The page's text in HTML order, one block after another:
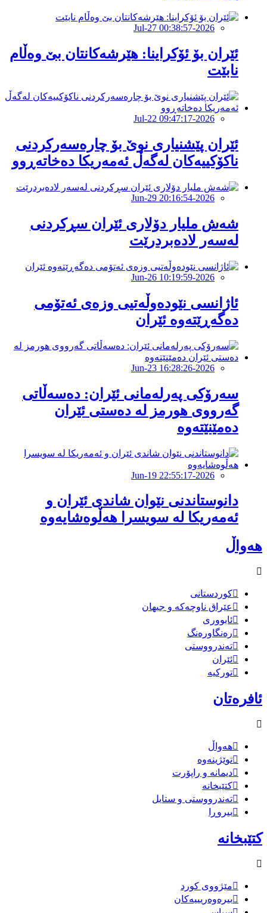
2026-Jul-27 00:38:57
ئێران بۆ ئۆکراینا: هێرشەکانتان بێ وەڵام
نابێت
2026-Jul-22 09:47:17
ئێران پێشنیارى نوێ بۆ چارەسەرکردنى
ناکۆکییەکان لەگەڵ ئەمەریکا دەخاتەڕوو
2026-Jun-29 20:16:54
شەش ملیار دۆلاری ئێران سڕکردنی
لەسەر لادەبردرێت
2026-Jun-26 10:19:59
ئاژانسى نێودەوڵەتیى وزەى ئەتۆمى
دەگەڕێتەوە ئێران
2026-Jun-23 16:28:26
سەرۆکی پەرلەمانی ئێران: دەسەڵاتی
گەرووی هورمز لە دەستی ئێران
دەمێنێتەوە
2026-Jun-19 22:55:17
دانوستاندنی نێوان شاندی ئێران و
ئەمەریکا لە سویسرا هەڵوەشایەوە
هەواڵ
کوردستانی
عێراق ناوچەکە و جیهان
ئابووری
رەنگاورەنگ
تەندرووستی
ئێران
تورکیە
ئافرەتان
هەواڵ
توێژینەوە
دیمانە و راپۆرت
کتێبخانە
تەندرووستی و ستایل
بیروڕا
کتێبخانە
مێژووى کورد
بیرەوەریییەکان